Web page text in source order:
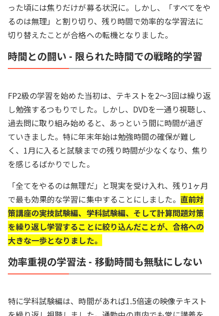
った頃には焦りだけが募る状況に。しかし、「すべてをや
るのは無理」と割り切り、残り時間で効率的な学習法に
切り替えたことが合格への転機となりました。
時間との闘い - 限られた時間での戦略的学習
FP2級の学習を始めた当初は、テキストを2〜3回は繰り返
し勉強するつもりでした。しかし、DVDを一通り視聴し、
過去問に取り組み始めると、あっという間に時間が過ぎ
ていきました。特に年末年始は勉強時間の確保が難し
く、1月に入ると試験までの残り時間が少なくなり、焦り
を感じるばかりでした。
「全てをやるのは無理だ」と現実を受け入れ、残り1ヶ月
で最も効果的な学習に集中することにしました。 直前対
策講座の実技試験編、学科試験編、そして計算問題対策
を繰り返し学習することに絞り込んだことが、合格への
大きな一歩となりました。
効率重視の学習法 - 移動時間も無駄にしない
特に学科試験編は、時間があれば1.5倍速の映像テキスト